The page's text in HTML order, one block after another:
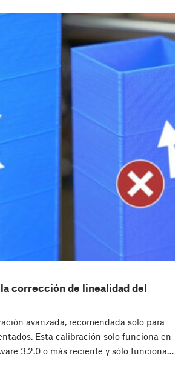
corrección de linealidad del
avanzada, recomendada solo para
Esta calibración solo funciona en
3.2.0 o más reciente y sólo funciona…